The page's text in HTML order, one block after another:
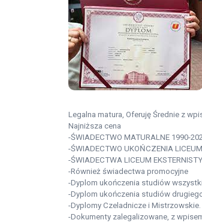
Legalna matura, Oferuję Średnie z
Najniższa cena
-ŚWIADECTWO MATURALNE 1990-
-ŚWIADECTWO UKOŃCZENIA
-ŚWIADECTWA LICEUM
-Również świadectwa promocyjne
-Dyplom ukończenia studiów
-Dyplom ukończenia studiów
-Dyplomy Czeladnicze i Mistrzowskie.
-Dokumenty zalegalizowane, z